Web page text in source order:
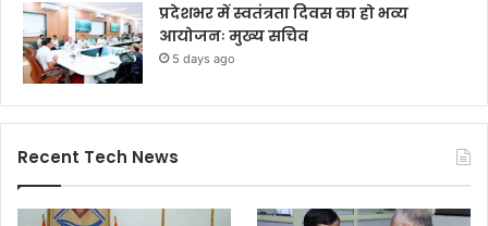
प्रदेशभर में स्वतंत्रता दिवस का हो भव्य
आयोजनः मुख्य सचिव
5 days ago
Recent Tech News